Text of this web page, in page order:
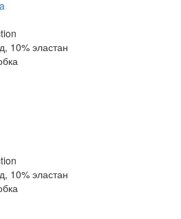
10% эластан
10% эластан